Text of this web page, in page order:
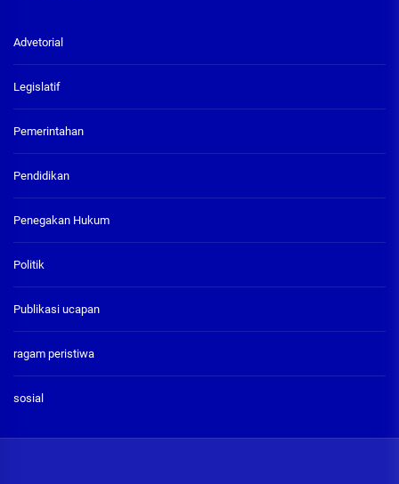
Advetorial
Legislatif
Pemerintahan
Pendidikan
Penegakan Hukum
Politik
Publikasi ucapan
ragam peristiwa
sosial